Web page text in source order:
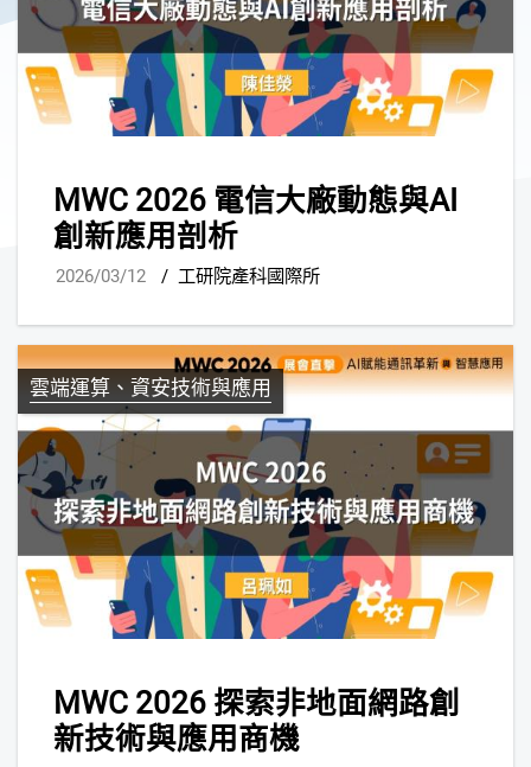
MWC 2026 電信大廠動態與AI
創新應用剖析
2026/03/12 / 工研院產科國際所
雲端運算、資安技術與應用
MWC 2026 探索非地面網路創
新技術與應用商機